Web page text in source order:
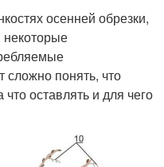
осенней обрезки,
некоторые
сложно понять, что
что оставлять и для чего